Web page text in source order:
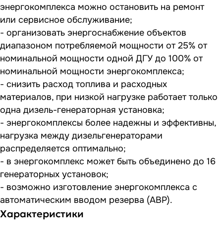
энергокомплекса можно остановить на ремонт
или сервисное обслуживание;
- организовать энергоснабжение объектов
диапазоном потребляемой мощности от 25% от
номинальной мощности одной ДГУ до 100% от
номинальной мощности энергокомплекса;
- снизить расход топлива и расходных
материалов, при низкой нагрузке работает только
одна дизель-генераторная установка;
- энергокомплексы более надежны и эффективны,
нагрузка между дизельгенераторами
распределяется оптимально;
- в энергокомплекс может быть объединено до 16
генераторных установок;
- возможно изготовление энергокомплекса с
автоматическим вводом резерва (АВР).
Характеристики